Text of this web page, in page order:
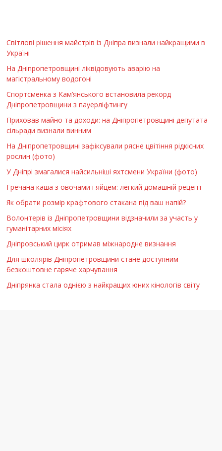
Світлові рішення майстрів із Дніпра визнали найкращими в
Україні
На Дніпропетровщині ліквідовують аварію на
магістральному водогоні
Спортсменка з Кам’янського встановила рекорд
Дніпропетровщини з пауерліфтингу
Приховав майно та доходи: на Дніпропетровщині депутата
сільради визнали винним
На Дніпропетровщині зафіксували рясне цвітіння рідкісних
рослин (фото)
У Дніпрі змагалися найсильніші яхтсмени України (фото)
Гречана каша з овочами і яйцем: легкий домашній рецепт
Як обрати розмір крафтового стакана під ваш напій?
Волонтерів із Дніпропетровщини відзначили за участь у
гуманітарних місіях
Дніпровський цирк отримав міжнародне визнання
Для школярів Дніпропетровщини стане доступним
безкоштовне гаряче харчування
Дніпрянка стала однією з найкращих юних кінологів світу